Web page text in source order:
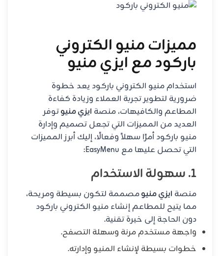
مميزات منيو الكتروني
باركود مع ايزي منيو
استخدام منيو الكتروني باركود يعد خطوة
ضرورية لتطوير تجربة العملاء وزيادة كفاءة
المطاعم والكافيهات، منصة ايزي منيوتوفر
العديد من المميزات التي تجعل تصميم وإدارة
منيو باركود أمرًا سهلاً وفعالًا، إليك أبرز المميزات
التي تحصل عليها مع EasyMenu:
1. سهولة الاستخدام
منصة ايزي منيومصممة لتكون بسيطة ومريحة،
مما يتيح للمطاعم إنشاء منيو الكتروني باركود
دون الحاجة إلى خبرة تقنية.
واجهة مستخدم مرنة وسهلة التصفح.
خطوات بسيطة لإنشاء المنيو وإدارته.